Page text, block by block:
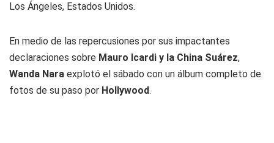
Los Ángeles, Estados Unidos.
En medio de las repercusiones por sus impactantes
declaraciones sobre Mauro Icardi y la China Suárez,
Wanda Nara explotó el sábado con un álbum completo de
fotos de su paso por Hollywood.